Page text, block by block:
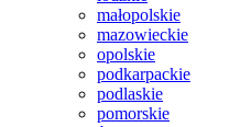
małopolskie
mazowieckie
opolskie
podkarpackie
podlaskie
pomorskie